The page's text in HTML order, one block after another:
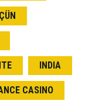
INDIA
CASINO